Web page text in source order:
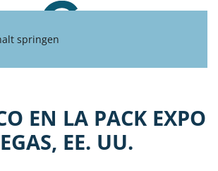
springen
EN LA PACK EXPO
EE. UU.